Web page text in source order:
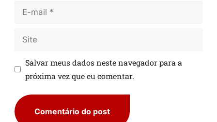
Salvar meus dados neste navegador para a
próxima vez que eu comentar.